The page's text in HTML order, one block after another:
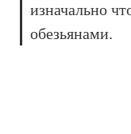
изначально
обезьянами.